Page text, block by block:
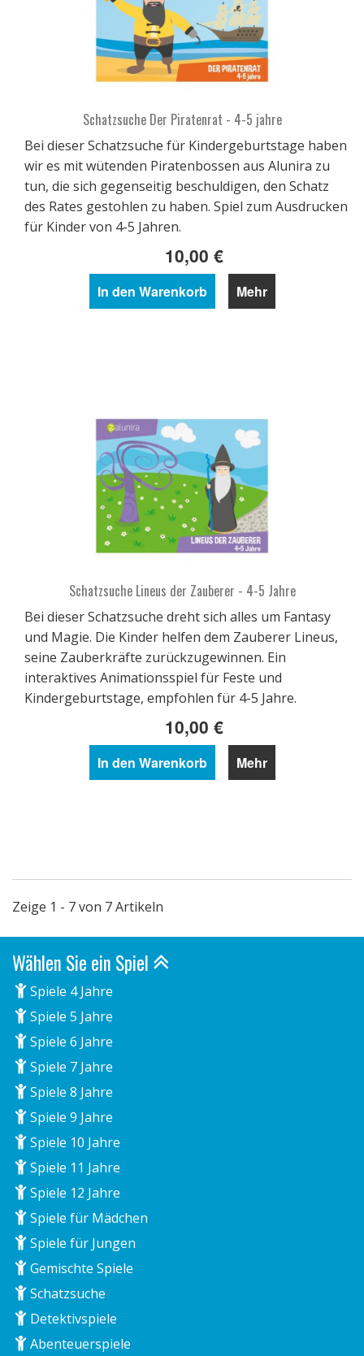
Schatzsuche Der Piratenrat - 4-5 jahre
Bei dieser Schatzsuche für Kindergeburtstage haben
wir es mit wütenden Piratenbossen aus Alunira zu
tun, die sich gegenseitig beschuldigen, den Schatz
des Rates gestohlen zu haben. Spiel zum Ausdrucken
für Kinder von 4-5 Jahren.
10,00 €
In den Warenkorb Mehr
Schatzsuche Lineus der Zauberer - 4-5 Jahre
Bei dieser Schatzsuche dreht sich alles um Fantasy
und Magie. Die Kinder helfen dem Zauberer Lineus,
seine Zauberkräfte zurückzugewinnen. Ein
interaktives Animationsspiel für Feste und
Kindergeburtstage, empfohlen für 4-5 Jahre.
10,00 €
In den Warenkorb Mehr
Zeige 1 - 7 von 7 Artikeln
Wählen Sie ein Spiel
Spiele 4 Jahre
Spiele 5 Jahre
Spiele 6 Jahre
Spiele 7 Jahre
Spiele 8 Jahre
Spiele 9 Jahre
Spiele 10 Jahre
Spiele 11 Jahre
Spiele 12 Jahre
Spiele für Mädchen
Spiele für Jungen
Gemischte Spiele
Schatzsuche
Detektivspiele
Abenteuerspiele